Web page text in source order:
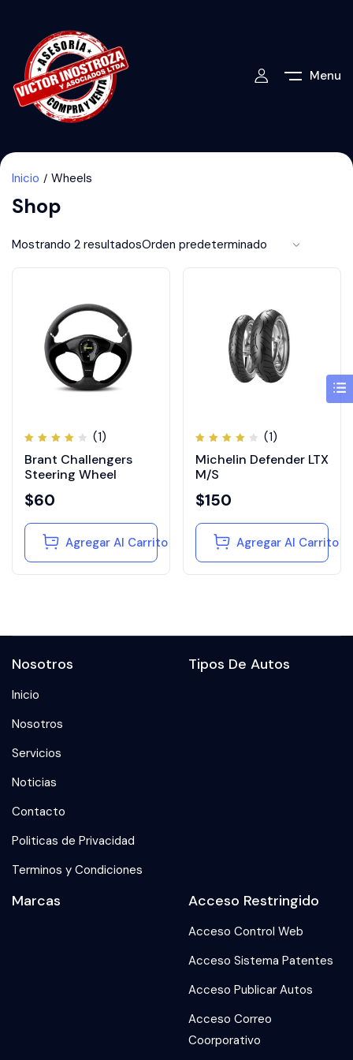
Menu
Inicio Wheels
Shop
Mostrando 2 resultados
en
de 5
(1)
Brant Challengers
Steering Wheel
$60
Agregar Al Carrito
en
4.00
de 5
(1)
Michelin Defender LTX
M/S
$150
Agregar Al Carrito
Nosotros
Inicio
Nosotros
Servicios
Noticias
Contacto
Politicas de Privacidad
Terminos y Condiciones
Tipos De Autos
Marcas Acceso Restringido
Acceso Control Web
Acceso Sistema Patentes
Acceso Publicar Autos
Acceso Correo
Coorporativo